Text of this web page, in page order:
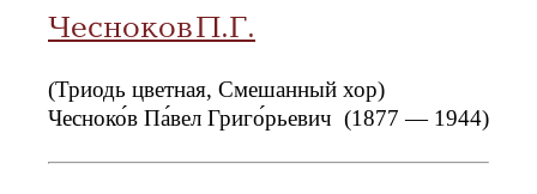
Чесноков П.Г.
(Триодь цветная, Смешанный хор)
Чесноко́в Па́вел Григо́рьевич (1877 — 1944)